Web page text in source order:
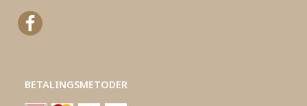
BETALINGSMETODER